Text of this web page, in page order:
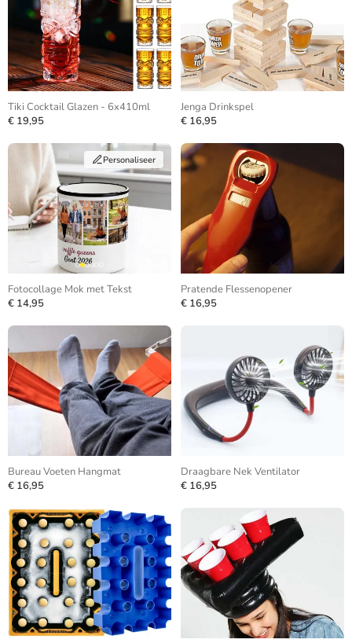
Tiki Cocktail Glazen - 6x410ml
€ 19,95
Jenga Drinkspel
€ 16,95
Personaliseer
Fotocollage Mok met Tekst
€ 14,95
Pratende Flessenopener
€ 16,95
Bureau Voeten Hangmat
€ 16,95
Draagbare Nek Ventilator
€ 16,95